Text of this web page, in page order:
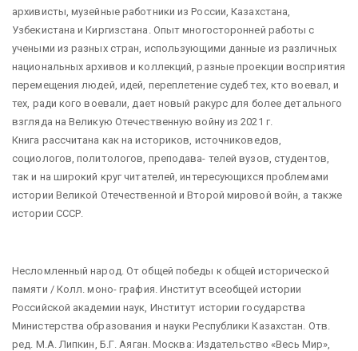
архивисты, музейные работники из России, Казахстана,
Узбекистана и Киргизстана. Опыт многосторонней работы с
учеными из разных стран, использующими данные из различных
национальных архивов и коллекций, разные проекции восприятия
перемещения людей, идей, переплетение судеб тех, кто воевал, и
тех, ради кого воевали, дает новый ракурс для более детального
взгляда на Великую Отечественную войну из 2021 г.
Книга рассчитана как на историков, источниковедов,
социологов, политологов, преподава- телей вузов, студентов,
так и на широкий круг читателей, интересующихся проблемами
истории Великой Отечественной и Второй мировой войн, а также
истории СССР.
Несломленный народ. Oт общей победы к общей исторической
памяти / Колл. моно- графия. Институт всеобщей истории
Российской академии наук, Институт истории государства
Министерства образования и науки Республики Казахстан. Отв.
ред. М.А. Липкин, Б.Г. Аяган. Москва: Издательство «Весь Мир»,